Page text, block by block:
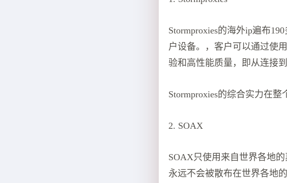
Stormproxies的海外ip遍布
户设备。，客户可以通过使
验和高性能质量，即从连接
Stormproxies的综合实力在
2. SOAX
SOAX只使用来自世界各地
永远不会被散布在世界各地